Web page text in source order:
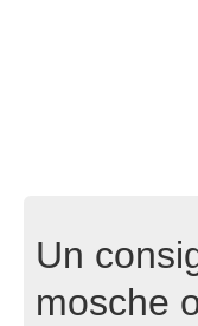
Un
mosche